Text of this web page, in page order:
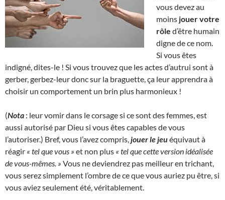
vous devez au
moins jouer votre
rôle d’être humain
digne de ce nom.
Si vous êtes
indigné, dites-le ! Si vous trouvez que les actes d’autrui sont à
gerber, gerbez-leur donc sur la braguette, ça leur apprendra à
choisir un comportement un brin plus harmonieux !
(Nota : leur vomir dans le corsage si ce sont des femmes, est
aussi autorisé par Dieu si vous êtes capables de vous
l’autoriser.) Bref, vous l’avez compris, jouer le jeuéquivaut à
réagir « tel que vous » et non plus « tel que cette version idéalisée
de vous-mêmes. » Vous ne deviendrez pas meilleur en trichant,
vous serez simplement l’ombre de ce que vous auriez pu être, si
vous aviez seulement été, véritablement.